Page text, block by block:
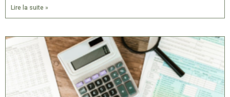
Lire la suite »